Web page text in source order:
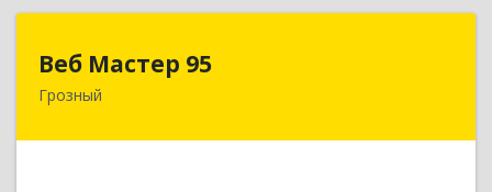
Веб Мастер 95
Грозный